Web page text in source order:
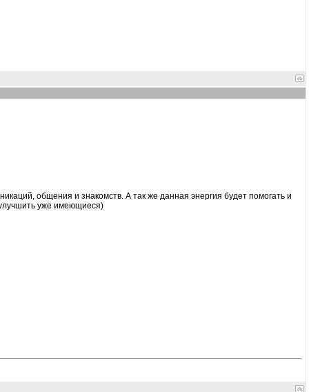
общения и знакомств. А так же данная энергия будет помогать и
уже имеющиеся)